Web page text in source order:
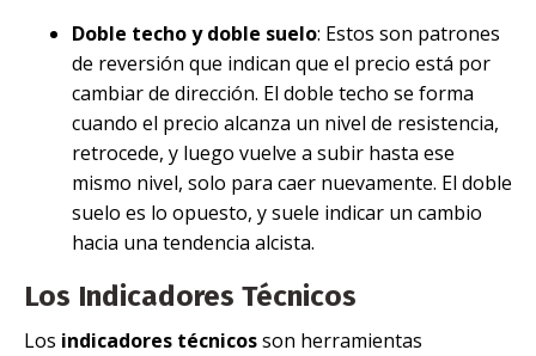
Doble techo y doble suelo: Estos son patrones
de reversión que indican que el precio está por
cambiar de dirección. El doble techo se forma
cuando el precio alcanza un nivel de resistencia,
retrocede, y luego vuelve a subir hasta ese
mismo nivel, solo para caer nuevamente. El doble
suelo es lo opuesto, y suele indicar un cambio
hacia una tendencia alcista.
Los Indicadores Técnicos
Los indicadores técnicosson herramientas